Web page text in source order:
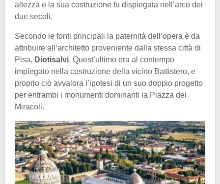
altezza e la sua costruzione fu dispiegata nell’arco dei
due secoli.
Secondo le fonti principali la paternità dell’opera è da
attribuire all’architetto proveniente dalla stessa città di
Pisa, Diotisalvi. Quest’ultimo era al contempo
impiegato nella costruzione della vicino Battistero, e
proprio ciò avvalora l’ipotesi di un suo doppio progetto
per entrambi i monumenti dominanti la Piazza dei
Miracoli.